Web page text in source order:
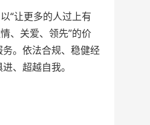
“让更多的人过上有
、关爱、领先”的价
。依法合规、稳健经
、超越自我。